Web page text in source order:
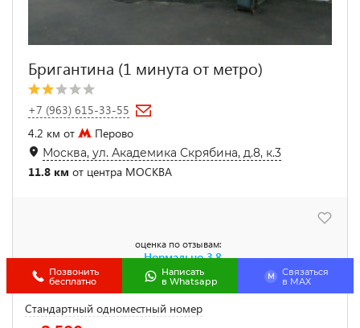
Бригантина (1 минута от метро)
+7 (963) 615-33-55
4.2 км от
Перово
Москва, ул. Академика Скрябина, д.8, к.3
11.8 км от центра МОСКВА
оценка по отзывам:
Нормально 3.8
Читать 6
Стандартный одноместный номер
Позвонить
бесплатно
Написать
в Whatsapp
M
Связаться
в МАХ